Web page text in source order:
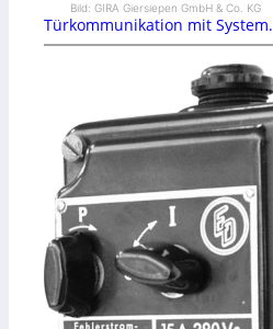
Bild: GIRA Giersiepen GmbH & Co. KG
Türkommunikation mit System.